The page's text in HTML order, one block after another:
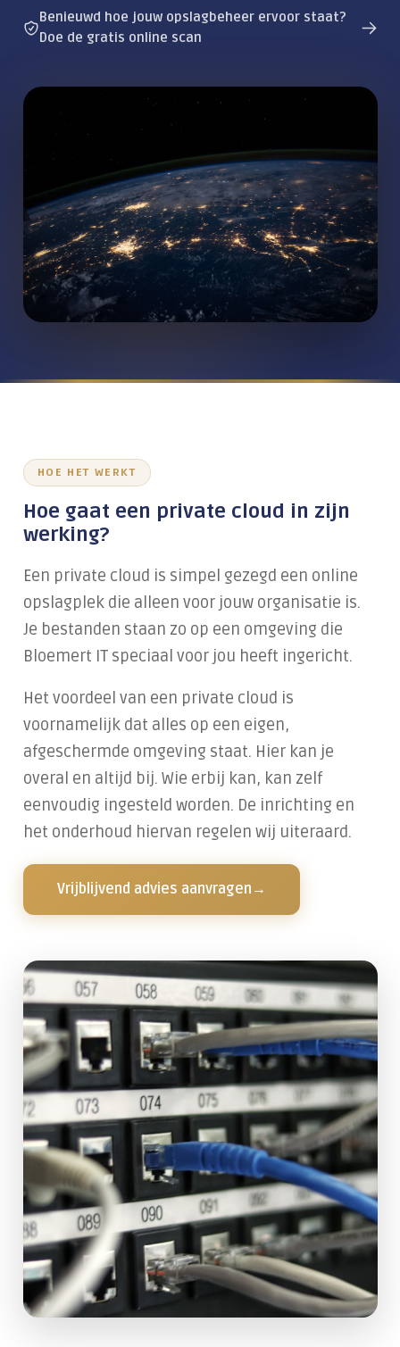
Zakelijke e-mail
Wachtwoordbeheer
Beveiligd mailen
Firewalls
Bewustwording medewerkers
Werken op afstand
Digitale veiligheid
Microsoft 365
Datalekken voorkomen
Alles over Training & Adoptie
Gratis IT-risicoscan starten
Benieuwd hoe jouw opslagbeheer ervoor staat?
Doe de gratis online scan
HOE HET WERKT
Hoe gaat een private cloud in zijn
werking?
Een private cloud is simpel gezegd een online
opslagplek die alleen voor jouw organisatie is.
Je bestanden staan zo op een omgeving die
Bloemert IT speciaal voor jou heeft ingericht.
Het voordeel van een private cloud is
voornamelijk dat alles op een eigen,
afgeschermde omgeving staat. Hier kan je
overal en altijd bij. Wie erbij kan, kan zelf
eenvoudig ingesteld worden. De inrichting en
het onderhoud hiervan regelen wij uiteraard.
Vrijblijvend advies aanvragen